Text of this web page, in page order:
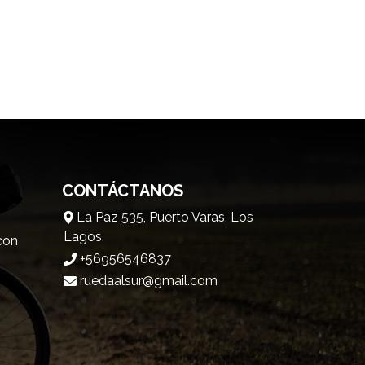
CONTÁCTANOS
La Paz 535, Puerto Varas, Los
Lagos.
+56956546837
ruedaalsur@gmail.com